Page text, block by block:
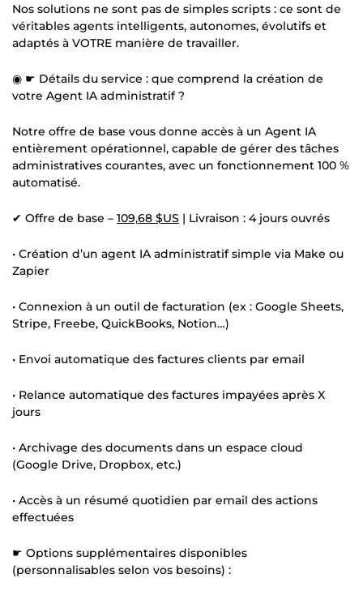
Nos solutions ne sont pas de simples scripts : ce sont de
véritables agents intelligents, autonomes, évolutifs et
adaptés à VOTRE manière de travailler.
◉ ☛ Détails du service : que comprend la création de
votre Agent IA administratif ?
Notre offre de base vous donne accès à un Agent IA
entièrement opérationnel, capable de gérer des tâches
administratives courantes, avec un fonctionnement 100 %
automatisé.
✔ Offre de base – 109,68 $US | Livraison : 4 jours ouvrés
• Création d’un agent IA administratif simple via Make ou
Zapier
• Connexion à un outil de facturation (ex : Google Sheets,
Stripe, Freebe, QuickBooks, Notion…)
• Envoi automatique des factures clients par email
• Relance automatique des factures impayées après X
jours
• Archivage des documents dans un espace cloud
(Google Drive, Dropbox, etc.)
• Accès à un résumé quotidien par email des actions
effectuées
☛ Options supplémentaires disponibles
(personnalisables selon vos besoins) :